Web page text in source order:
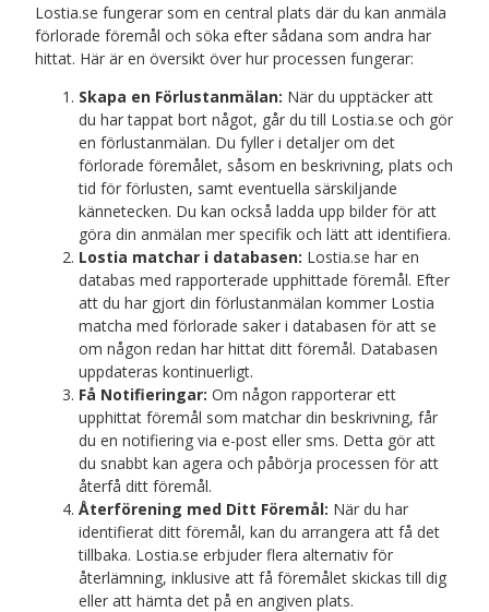
Lostia.se fungerar som en central plats där du kan anmäla
förlorade föremål och söka efter sådana som andra har
hittat. Här är en översikt över hur processen fungerar:
Skapa en Förlustanmälan: När du upptäcker att
du har tappat bort något, går du till Lostia.se och gör
en förlustanmälan. Du fyller i detaljer om det
förlorade föremålet, såsom en beskrivning, plats och
tid för förlusten, samt eventuella särskiljande
kännetecken. Du kan också ladda upp bilder för att
göra din anmälan mer specifik och lätt att identifiera.
Lostia matchar i databasen: Lostia.se har en
databas med rapporterade upphittade föremål. Efter
att du har gjort din förlustanmälan kommer Lostia
matcha med förlorade saker i databasen för att se
om någon redan har hittat ditt föremål. Databasen
uppdateras kontinuerligt.
Få Notifieringar: Om någon rapporterar ett
upphittat föremål som matchar din beskrivning, får
du en notifiering via e-post eller sms. Detta gör att
du snabbt kan agera och påbörja processen för att
återfå ditt föremål.
Återförening med Ditt Föremål: När du har
identifierat ditt föremål, kan du arrangera att få det
tillbaka. Lostia.se erbjuder flera alternativ för
återlämning, inklusive att få föremålet skickas till dig
eller att hämta det på en angiven plats.